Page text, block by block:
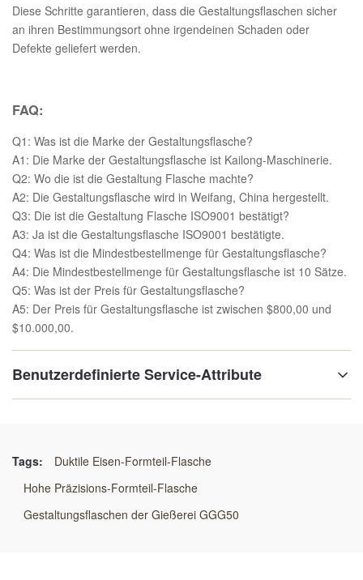
Diese Schritte garantieren, dass die Gestaltungsflaschen sicher
an ihren Bestimmungsort ohne irgendeinen Schaden oder
Defekte geliefert werden.
FAQ:
Q1: Was ist die Marke der Gestaltungsflasche?
A1: Die Marke der Gestaltungsflasche ist Kailong-Maschinerie.
Q2: Wo die ist die Gestaltung Flasche machte?
A2: Die Gestaltungsflasche wird in Weifang, China hergestellt.
Q3: Die ist die Gestaltung Flasche ISO9001 bestätigt?
A3: Ja ist die Gestaltungsflasche ISO9001 bestätigte.
Q4: Was ist die Mindestbestellmenge für Gestaltungsflasche?
A4: Die Mindestbestellmenge für Gestaltungsflasche ist 10 Sätze.
Q5: Was ist der Preis für Gestaltungsflasche?
A5: Der Preis für Gestaltungsflasche ist zwischen $800,00 und
$10.000,00.
Benutzerdefinierte Service-Attribute
Material:
STAHL GG25 /GGG50/WELDING
Tags:
Duktile Eisen-Formteil-Flasche
Hohe Präzisions-Formteil-Flasche
Gestaltungsflaschen der Gießerei GGG50